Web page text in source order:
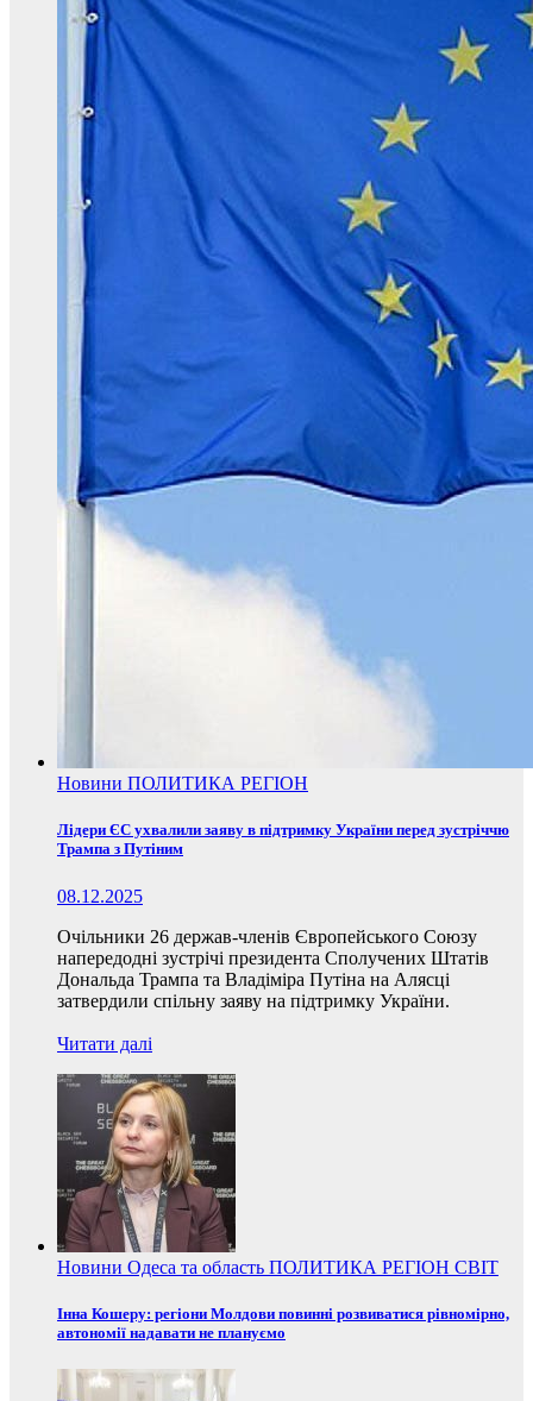
Новини ПОЛИТИКА РЕГІОН
Лідери ЄС ухвалили заяву в підтримку України перед зустріччю
Трампа з Путіним
08.12.2025
Очільники 26 держав-членів Європейського Союзу
напередодні зустрічі президента Сполучених Штатів
Дональда Трампа та Владіміра Путіна на Алясці
затвердили спільну заяву на підтримку України.
Читати далі
Новини Одеса та область ПОЛИТИКА РЕГІОН СВІТ
Інна Кошеру: регіони Молдови повинні розвиватися рівномірно,
автономії надавати не плануємо